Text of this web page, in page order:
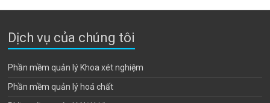
Dịch vụ của chúng tôi
Phần mềm quản lý Khoa xét nghiệm
Phần mềm quản lý hoá chất